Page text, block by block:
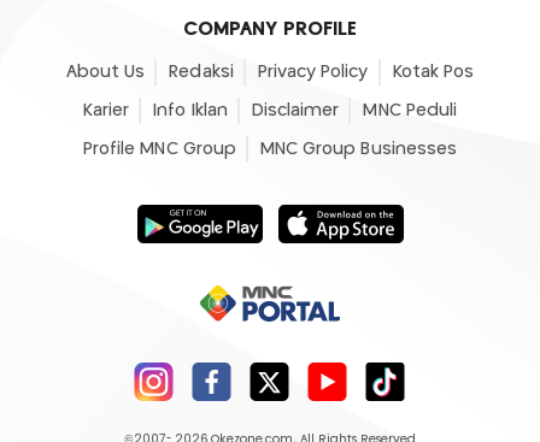
COMPANY PROFILE
About Us Redaksi Privacy Policy Kotak Pos
Karier Info Iklan Disclaimer MNC Peduli
Profile MNC Group MNC Group Businesses
©2007- 2026 Okezone.com , All Rights Reserved